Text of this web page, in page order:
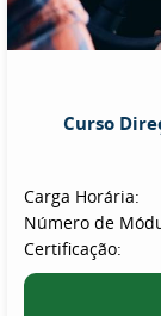
Curso
Carga Horária:
Número de
Certificação: